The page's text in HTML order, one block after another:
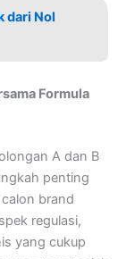
dari Nol
Formula
A dan B
penting
brand
regulasi,
yang cukup